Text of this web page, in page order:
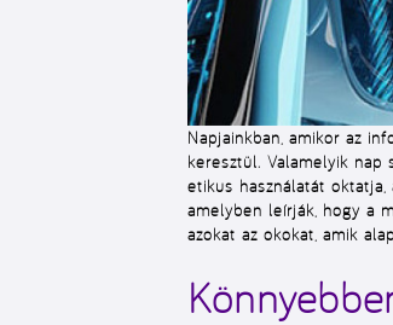
Napjainkban, amikor az
keresztül. Valamelyik
etikus használatát
amelyben leírják, hogy a
azokat az okokat, amik